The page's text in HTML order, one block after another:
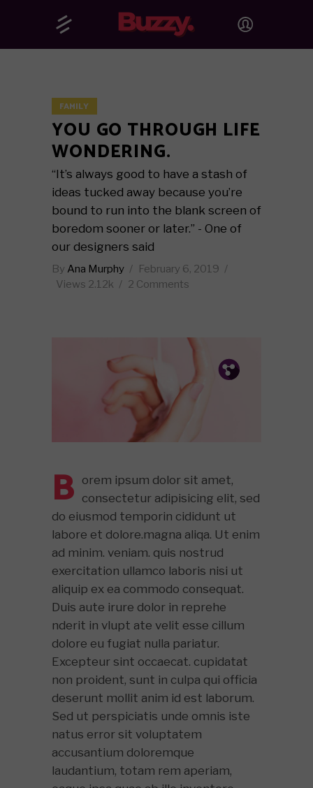
FAMILY
YOU GO THROUGH LIFE
WONDERING.
“It’s always good to have a stash of
ideas tucked away because you’re
bound to run into the blank screen of
boredom sooner or later.” - One of
our designers said
By Ana Murphy
February 6, 2019
Views 2.12k 2 Comments
Fb.
Tw.
Pin.
B orem ipsum dolor sit amet,
consectetur adipisicing elit, sed
do eiusmod temporin cididunt ut
labore et dolore.magna aliqa. Ut enim
ad minim. veniam. quis nostrud
exercitation ullamco laboris nisi ut
aliquip ex ea commodo consequat.
Duis aute irure dolor in reprehe
nderit in vlupt ate velit esse cillum
dolore eu fugiat nulla pariatur.
Excepteur sint occaecat. cupidatat
non proident, sunt in culpa qui officia
deserunt mollit anim id est laborum.
Sed ut perspiciatis unde omnis iste
natus error sit voluptatem
accusantium doloremque
laudantium, totam rem aperiam,